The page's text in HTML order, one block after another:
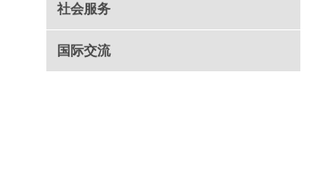
社会服务
国际交流